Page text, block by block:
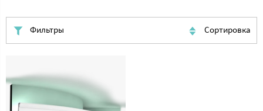
Фильтры Сортировка